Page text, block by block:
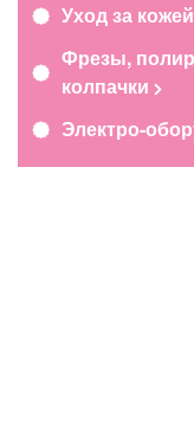
Уход за
Фрезы,
колпачки
Электро-